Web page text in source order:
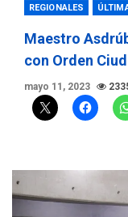
REGIONALES
Maestro
con Orden
mayo 11, 2023